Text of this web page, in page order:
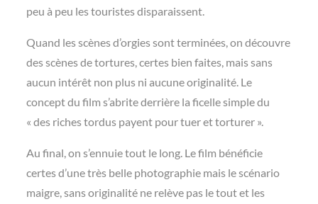
peu à peu les touristes disparaissent.
Quand les scènes d’orgies sont terminées, on découvre
des scènes de tortures, certes bien faites, mais sans
aucun intérêt non plus ni aucune originalité. Le
concept du film s’abrite derrière la ficelle simple du
« des riches tordus payent pour tuer et torturer ».
Au final, on s’ennuie tout le long. Le film bénéficie
certes d’une très belle photographie mais le scénario
maigre, sans originalité ne relève pas le tout et les